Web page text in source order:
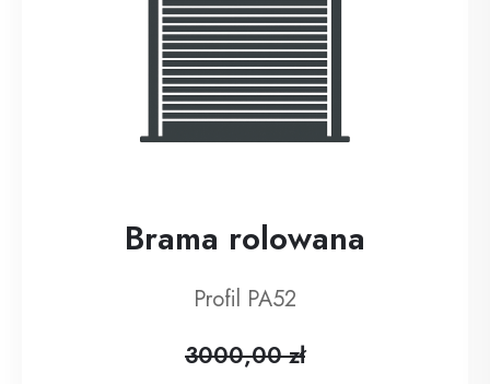
Brama rolowana
Profil PA52
3000,00 zł